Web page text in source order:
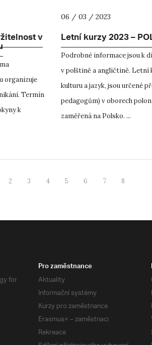
v
organizuje
Termín
k
06 / 03 / 2023
Letní kurzy 2023 –
Podrobné informace jsou k
v polštině a angličtině. Letní
kulturu a jazyk, jsou určené
pedagogům) v oborech
zaměřená na Polsko. ...
2 3 4 5 6 7 8
for
Pro zaměstnance
Aktuality
Informační systémy
Kurzy pro zaměstnance
Erasmus+ – zaměstnaci
Rekreace